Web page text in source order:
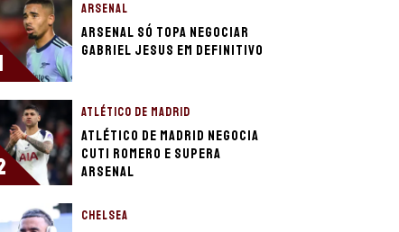
1
ARSENAL
Arsenal só topa negociar
Gabriel Jesus em definitivo
ATLÉTICO DE MADRID
Atlético de Madrid negocia
Cuti Romero e supera
Arsenal
CHELSEA